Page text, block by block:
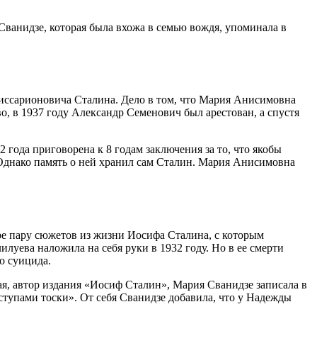
которая была вхожа в семью вождя, упоминала в
Сталина. Дело в том, что Мария Анисимовна
в 1937 году Александр Семенович был арестован, а спустя
приговорена к 8 годам заключения за то, что якобы
память о ней хранил сам Сталин. Мария Анисимовна
пару сюжетов из жизни Иосифа Сталина, с которым
наложила на себя руки в 1932 году. Но в ее смерти
суицида.
автор издания «Иосиф Сталин», Мария Сванидзе записала в
тоски». От себя Сванидзе добавила, что у Надежды